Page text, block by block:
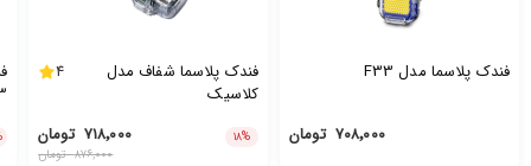
فندک پلاسما مدل F33
۷۰۸٬۰۰۰ تومان
فندک پلاسما شفاف مدل
کلاسیک
4
۱۸% ۷۱۸٬۰۰۰ تومان
۸۷۶٬۰۰۰تومان